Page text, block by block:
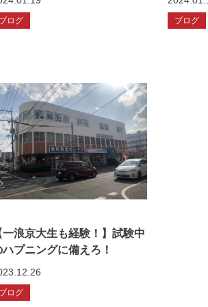
ブログ ブログ
一浪京大生も経験！】試験中
ハプニングに備えろ！
ブログ